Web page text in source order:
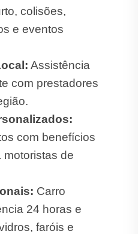
colisões,
e eventos
Assistência
com prestadores
com benefícios
de
Carro
24 horas e
faróis e